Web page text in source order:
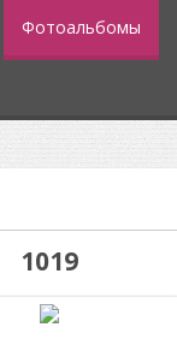
Фотоальбомы
1019